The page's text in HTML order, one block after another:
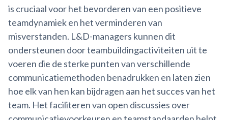
is cruciaal voor het bevorderen van een positieve
teamdynamiek en het verminderen van
misverstanden. L&D-managers kunnen dit
ondersteunen door teambuildingactiviteiten uit te
voeren die de sterke punten van verschillende
communicatiemethoden benadrukken en laten zien
hoe elk van hen kan bijdragen aan het succes van het
team. Het faciliteren van open discussies over